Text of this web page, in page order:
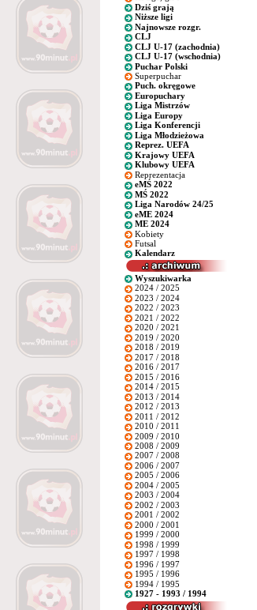
Dziś grają
Niższe ligi
Najnowsze rozgr.
CLJ
CLJ U-17 (zachodnia)
CLJ U-17 (wschodnia)
Puchar Polski
Superpuchar
Puch. okręgowe
Europuchary
Liga Mistrzów
Liga Europy
Liga Konferencji
Liga Młodzieżowa
Reprez. UEFA
Krajowy UEFA
Klubowy UEFA
Reprezentacja
eMŚ 2022
MŚ 2022
Liga Narodów 24/25
eME 2024
ME 2024
Kobiety
Futsal
Kalendarz
Wyszukiwarka
2024 / 2025
2023 / 2024
2022 / 2023
2021 / 2022
2020 / 2021
2019 / 2020
2018 / 2019
2017 / 2018
2016 / 2017
2015 / 2016
2014 / 2015
2013 / 2014
2012 / 2013
2011 / 2012
2010 / 2011
2009 / 2010
2008 / 2009
2007 / 2008
2006 / 2007
2005 / 2006
2004 / 2005
2003 / 2004
2002 / 2003
2001 / 2002
2000 / 2001
1999 / 2000
1998 / 1999
1997 / 1998
1996 / 1997
1995 / 1996
1994 / 1995
1927 - 1993 / 1994